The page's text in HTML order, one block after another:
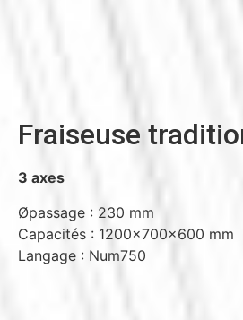
Fraiseuse
3 axes
Øpassage : 230 mm
Capacités : 1200x700x600 mm
Langage : Num750